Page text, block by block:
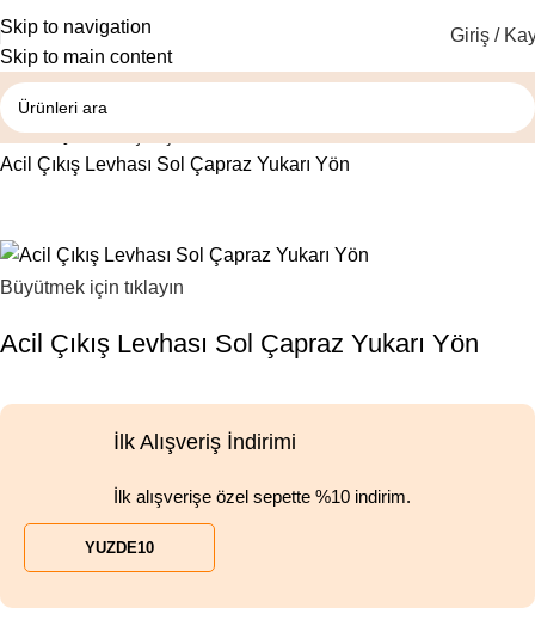
Skip to navigation
Skip to main content
Giriş /
Ana Sayfa Acil Çıkış İlk Yardım Levhaları
Acil Çıkış Levhası Sol Çapraz Yukarı Yön
Büyütmek için tıklayın
Acil Çıkış Levhası Sol Çapraz Yukarı Yön
İlk Alışveriş İndirimi
İlk alışverişe özel sepette %10 indirim.
YUZDE10